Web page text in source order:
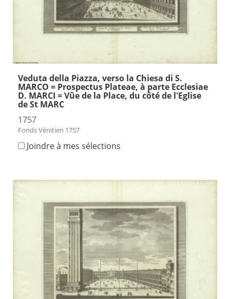
Veduta della Piazza, verso la Chiesa di S.
MARCO = Prospectus Plateae, à parte Ecclesiae
D. MARCI = Vûe de la Place, du côté de l'Eglise
de St MARC
1757
Fonds Vénitien 1757
Joindre à mes sélections